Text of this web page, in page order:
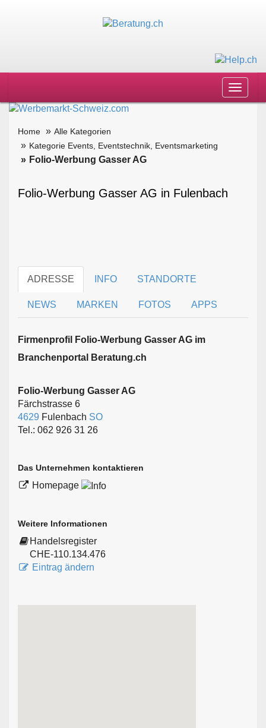
Toggle
Home
Alle Kategorien
Kategorie Events, Eventstechnik, Eventsmarketing
Folio-Werbung Gasser AG
Folio-Werbung Gasser AG in Fulenbach
ADRESSE INFO STANDORTE
NEWS MARKEN FOTOS APPS
Firmen­profil Folio-Werbung Gasser AG im
Branchen­portal Beratung.ch
Folio-Werbung Gasser AG
Färchstrasse 6
4629 Fulenbach SO
Tel.: 062 926 31 26
Das Unternehmen kontaktieren
Homepage
Weitere Informationen
Handelsregister
CHE-110.134.476
Eintrag ändern